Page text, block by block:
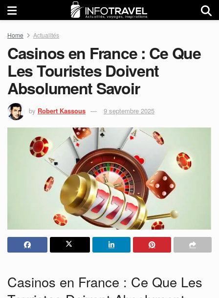
Home Actualités
Casinos en France : Ce Que
Les Touristes Doivent
Absolument Savoir
by Robert Kassous 9 septembre 2025
Casinos en France : Ce Que Les